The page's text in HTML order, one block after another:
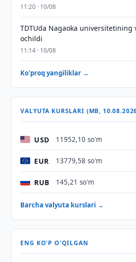
11:20 · 10/08
TDTUda Nagaoka universitetining
ochildi
11:14 · 10/08
Ko'proq yangiliklar →
VALYUTA KURSLARI (MB,
USD 11952,10 so'm
EUR 13779,58 so'm
RUB 145,21 so'm
Barcha valyuta kurslari →
ENG KO'P O'QILGAN